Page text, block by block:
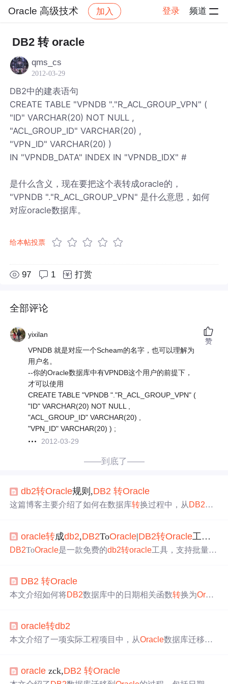
Oracle 高级技术 加入 登录 频道
社区 Oracle 高级技术
DB2 转 oracle
qms_cs
2012-03-29
DB2中的建表语句
CREATE TABLE "VPNDB "."R_ACL_GROUP_VPN" (
"ID" VARCHAR(20) NOT NULL ,
"ACL_GROUP_ID" VARCHAR(20) ,
"VPN_ID" VARCHAR(20) )
IN "VPNDB_DATA" INDEX IN "VPNDB_IDX" #
是什么含义，现在要把这个表转成oracle的，
"VPNDB "."R_ACL_GROUP_VPN" 是什么意思，如何
对应oracle数据库。
给本帖投票
97 1 打赏
全部评论
yixilan
VPNDB 就是对应一个Scheam的名字，也可以理解为
用户名。
--你的Oracle数据库中有VPNDB这个用户的前提下，
才可以使用
CREATE TABLE "VPNDB "."R_ACL_GROUP_VPN" (
"ID" VARCHAR(20) NOT NULL ,
"ACL_GROUP_ID" VARCHAR(20) ,
"VPN_ID" VARCHAR(20) ) ;
2012-03-29
赞
——到底了——
db2转Oracle规则,DB2 转Oracle
这篇博客主要介绍了如何在数据库转换过程中，从 DB2到
_DATE函数的等效使用，并提供了相应的SQL查询转
换实
例，包括对日期范围查询的调整。此外，还提及了在Oracl
oracle转成db2,DB2ToOracle|DB2转Oracle工具(
DB2ToOracle是一款免费的db2转oracle工具，支持批量转
DB2 转Oracle
本文介绍如何将DB2数据库中的日期相关函数转换为Oracl
QL语句实现。
oracle转db2
本文介绍了一项实际工程项目中，从Oracle数据库迁移至
oracle zck,DB2 转Oracle